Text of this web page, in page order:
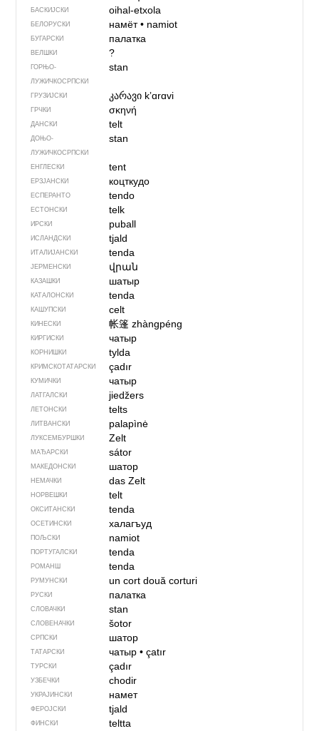
БАСКИЈСКИ oihal-etxola
БЕЛОРУСКИ намёт• namiot
БУГАРСКИ палатка
ВЕЛШКИ ?
ГОРЊО­
ЛУЖИЧКОСРПСКИ
stan
ГРУЗИЈСКИ კარავი kʼɑrɑvi
ГРЧКИ σκηνή
ДАНСКИ telt
ДОЊО­
ЛУЖИЧКОСРПСКИ
stan
ЕНГЛЕСКИ tent
ЕРЗЈАНСКИ коцткудо
ЕСПЕРАНТО tendo
ЕСТОНСКИ telk
ИРСКИ puball
ИСЛАНДСКИ tjald
ИТАЛИЈАНСКИ tenda
ЈЕРМЕНСКИ վրան
КАЗАШКИ шатыр
КАТАЛОНСКИ tenda
КАШУПСКИ celt
КИНЕСКИ 帐篷zhàngpéng
КИРГИСКИ чатыр
КОРНИШКИ tylda
КРИМСКОТАТАРСКИ çadır
КУМИЧКИ чатыр
ЛАТГАЛСКИ jiedžers
ЛЕТОНСКИ telts
ЛИТВАНСКИ palapìnė
ЛУКСЕМБУРШКИ Zelt
МАЂАРСКИ sátor
МАКЕДОНСКИ шатор
НЕМАЧКИ das Zelt
НОРВЕШКИ telt
ОКСИТАНСКИ tenda
ОСЕТИНСКИ халагъуд
ПОЉСКИ namiot
ПОРТУГАЛСКИ tenda
РОМАНШ tenda
РУМУНСКИ un cortdouă corturi
РУСКИ палатка
СЛОВАЧКИ stan
СЛОВЕНАЧКИ šotor
СРПСКИ шатор
ТАТАРСКИ чатыр• çatır
ТУРСКИ çadır
УЗБЕЧКИ chodir
УКРАЈИНСКИ намет
ФЕРОЈСКИ tjald
ФИНСКИ teltta